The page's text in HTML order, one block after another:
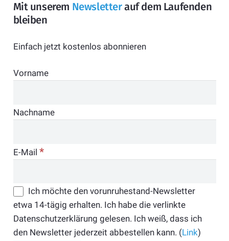
Mit unserem Newsletterauf dem Laufenden
bleiben
Einfach jetzt kostenlos abonnieren
Vorname
Nachname
E-Mail *
Ich möchte den vorunruhestand-Newsletter
etwa 14-tägig erhalten. Ich habe die verlinkte
Datenschutzerklärung gelesen. Ich weiß, dass ich
den Newsletter jederzeit abbestellen kann. (Link)